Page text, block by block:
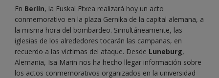
En Berlín, la Euskal Etxea realizará hoy un acto
conmemorativo en la plaza Gernika de la capital alemana, a
la misma hora del bombardeo. Simultáneamente, las
iglesias de los alrededores tocarán las campanas, en
recuerdo a las víctimas del ataque. Desde Luneburg,
Alemania, Isa Marin nos ha hecho llegar información sobre
los actos conmemorativos organizados en la universidad